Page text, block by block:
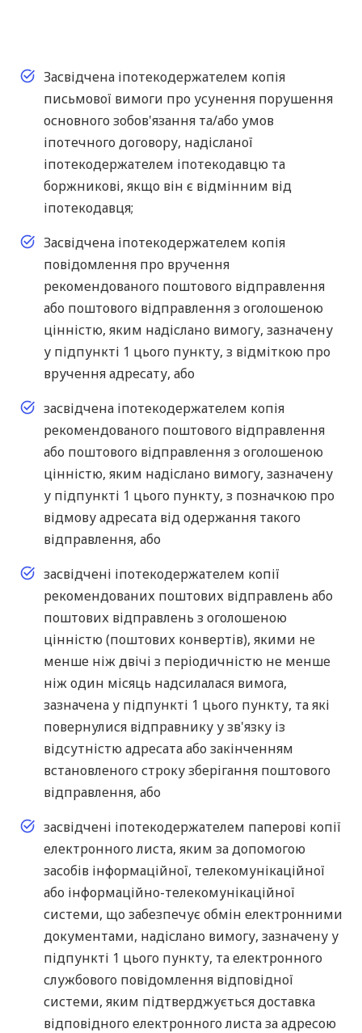
Засвідчена іпотекодержателем копія
письмової вимоги про усунення порушення
основного зобов'язання та/або умов
іпотечного договору, надісланої
іпотекодержателем іпотекодавцю та
боржникові, якщо він є відмінним від
іпотекодавця;
Засвідчена іпотекодержателем копія
повідомлення про вручення
рекомендованого поштового відправлення
або поштового відправлення з оголошеною
цінністю, яким надіслано вимогу, зазначену
у підпункті 1 цього пункту, з відміткою про
вручення адресату, або
засвідчена іпотекодержателем копія
рекомендованого поштового відправлення
або поштового відправлення з оголошеною
цінністю, яким надіслано вимогу, зазначену
у підпункті 1 цього пункту, з позначкою про
відмову адресата від одержання такого
відправлення, або
засвідчені іпотекодержателем копії
рекомендованих поштових відправлень або
поштових відправлень з оголошеною
цінністю (поштових конвертів), якими не
менше ніж двічі з періодичністю не менше
ніж один місяць надсилалася вимога,
зазначена у підпункті 1 цього пункту, та які
повернулися відправнику у зв'язку із
відсутністю адресата або закінченням
встановленого строку зберігання поштового
відправлення, або
засвідчені іпотекодержателем паперові копії
електронного листа, яким за допомогою
засобів інформаційної, телекомунікаційної
або інформаційно-телекомунікаційної
системи, що забезпечує обмін електронними
документами, надіслано вимогу, зазначену у
підпункті 1 цього пункту, та електронного
службового повідомлення відповідної
системи, яким підтверджується доставка
відповідного електронного листа за адресою